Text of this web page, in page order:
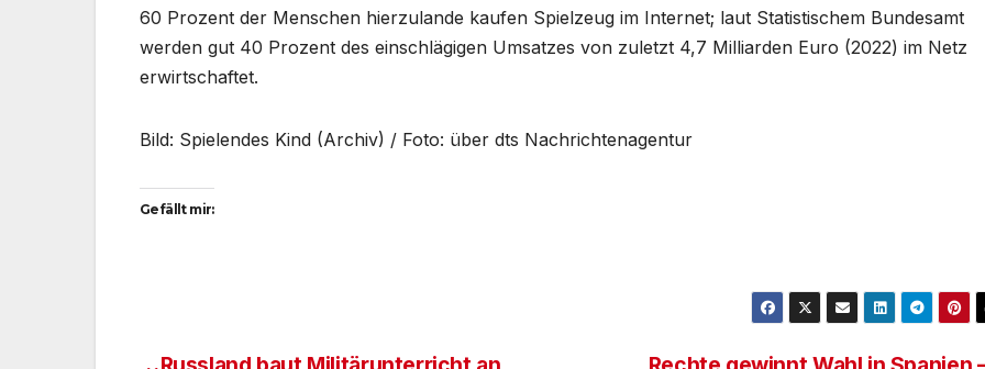
60 Prozent der Menschen hierzulande kaufen Spielzeug im Internet; laut Statistischem Bundesamt
werden gut 40 Prozent des einschlägigen Umsatzes von zuletzt 4,7 Milliarden Euro (2022) im Netz
erwirtschaftet.
Bild: Spielendes Kind (Archiv) / Foto: über dts Nachrichtenagentur
Gefällt mir: